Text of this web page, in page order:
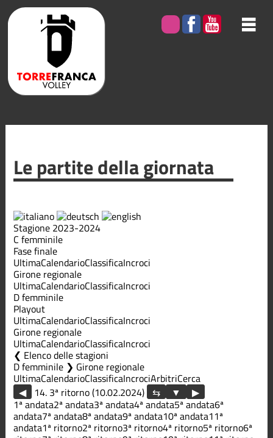
Le partite della giornata
Stagione 2023-2024
C femminile
Fase finale
UltimaCalendarioClassificaIncroci
Girone regionale
UltimaCalendarioClassificaIncroci
D femminile
Playout
UltimaCalendarioClassificaIncroci
Girone regionale
UltimaCalendarioClassificaIncroci
Elenco delle stagioni
D femminile ❯ Girone regionale
UltimaCalendarioClassificaIncrociArbitriCerca
◀
14. 3ª ritorno (10.02.2024)
▶
1ª andata2ª andata3ª andata4ª andata5ª andata6ª
andata7ª andata8ª andata9ª andata10ª andata11ª
andata1ª ritorno2ª ritorno3ª ritorno4ª ritorno5ª ritorno6ª